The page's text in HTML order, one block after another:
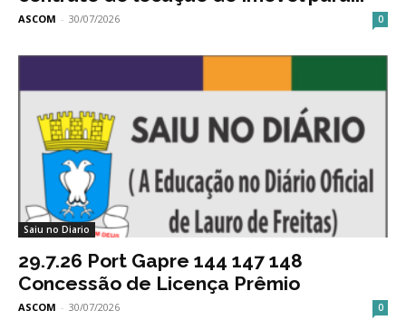
ASCOM - 30/07/2026 0
Saiu no Diario
29.7.26 Port Gapre 144 147 148
Concessão de Licença Prêmio
ASCOM - 30/07/2026 0